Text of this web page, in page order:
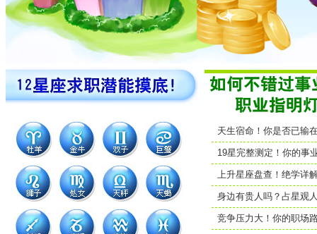
天生宿命！你是否已
19星完整测定！你的
上升星座盘查！绝学
身边有贵人吗？占星
竞争压力大！你的职